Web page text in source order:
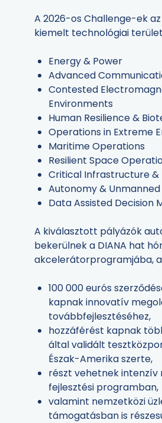
A 2026-os Challenge-ek az
kiemelt technológiai
Energy & Power
Advanced
Contested
Environments
Human Resilience &
Operations in Extreme
Maritime Operations
Resilient Space
Critical Infrastructure &
Autonomy &
Data Assisted Decision
A kiválasztott pályázók
bekerülnek a DIANA hat
akcelerátorprogramjába,
100 000 eurós
kapnak innovatív
továbbfejlesztéséhez,
hozzáférést kapnak
által validált
Észak-Amerika szerte,
részt vehetnek intenzív
fejlesztési programban,
valamint nemzetközi
támogatásban is